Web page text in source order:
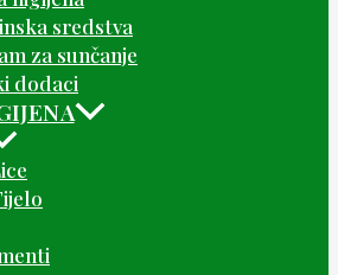
sredstva
za sunčanje
dodaci